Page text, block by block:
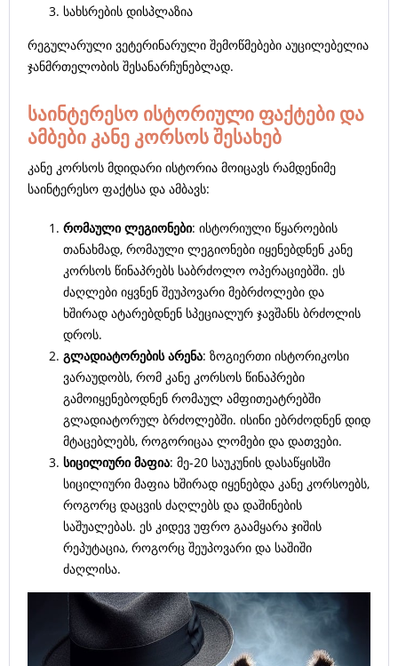
სახსრების დისპლაზია
რეგულარული ვეტერინარული შემოწმებები აუცილებელია
ჯანმრთელობის შესანარჩუნებლად.
საინტერესო ისტორიული ფაქტები და
ამბები კანე კორსოს შესახებ
კანე კორსოს მდიდარი ისტორია მოიცავს რამდენიმე
საინტერესო ფაქტსა და ამბავს:
რომაული ლეგიონები: ისტორიული წყაროების
თანახმად, რომაული ლეგიონები იყენებდნენ კანე
კორსოს წინაპრებს საბრძოლო ოპერაციებში. ეს
ძაღლები იყვნენ შეუპოვარი მებრძოლები და
ხშირად ატარებდნენ სპეციალურ ჯავშანს ბრძოლის
დროს.
გლადიატორების არენა: ზოგიერთი ისტორიკოსი
ვარაუდობს, რომ კანე კორსოს წინაპრები
გამოიყენებოდნენ რომაულ ამფითეატრებში
გლადიატორულ ბრძოლებში. ისინი ებრძოდნენ დიდ
მტაცებლებს, როგორიცაა ლომები და დათვები.
სიცილიური მაფია: მე-20 საუკუნის დასაწყისში
სიცილიური მაფია ხშირად იყენებდა კანე კორსოებს,
როგორც დაცვის ძაღლებს და დაშინების
საშუალებას. ეს კიდევ უფრო გაამყარა ჯიშის
რეპუტაცია, როგორც შეუპოვარი და საშიში
ძაღლისა.